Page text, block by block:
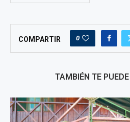
COMPARTIR 0
TAMBIÉN TE